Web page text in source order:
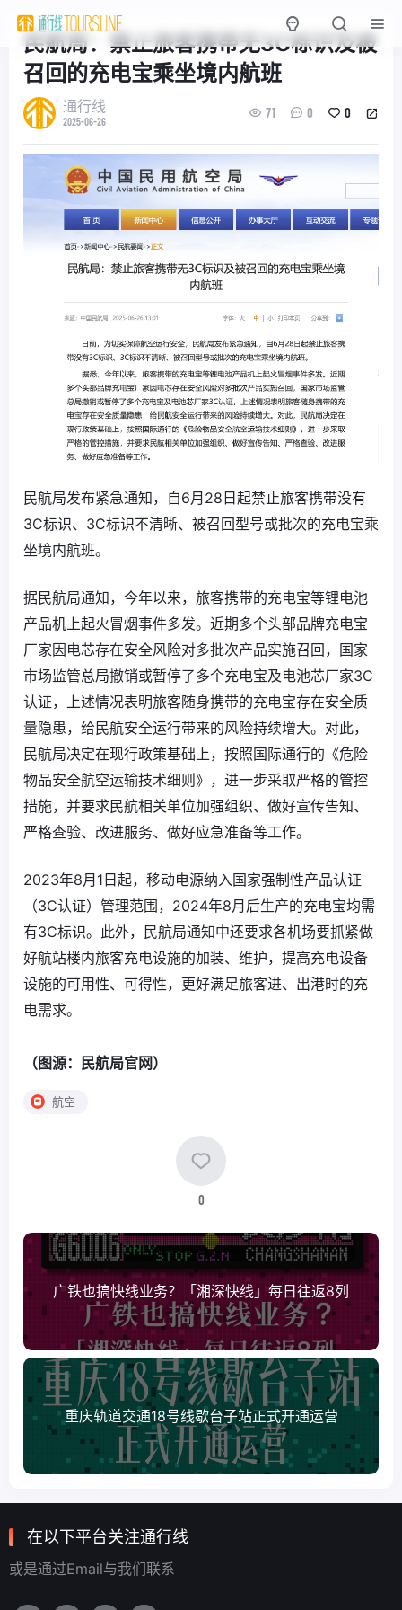
民航局：禁止旅客携带无3C标识及被
召回的充电宝乘坐境内航班
通行线
2025-06-26
71 0 0
民航局发布紧急通知，自6月28日起禁止旅客携带没有
3C标识、3C标识不清晰、被召回型号或批次的充电宝乘
坐境内航班。
据民航局通知，今年以来，旅客携带的充电宝等锂电池
产品机上起火冒烟事件多发。近期多个头部品牌充电宝
厂家因电芯存在安全风险对多批次产品实施召回，国家
市场监管总局撤销或暂停了多个充电宝及电池芯厂家3C
认证，上述情况表明旅客随身携带的充电宝存在安全质
量隐患，给民航安全运行带来的风险持续增大。对此，
民航局决定在现行政策基础上，按照国际通行的《危险
物品安全航空运输技术细则》，进一步采取严格的管控
措施，并要求民航相关单位加强组织、做好宣传告知、
严格查验、改进服务、做好应急准备等工作。
2023年8月1日起，移动电源纳入国家强制性产品认证
（3C认证）管理范围，2024年8月后生产的充电宝均需
有3C标识。此外，民航局通知中还要求各机场要抓紧做
好航站楼内旅客充电设施的加装、维护，提高充电设备
设施的可用性、可得性，更好满足旅客进、出港时的充
电需求。
（图源：民航局官网）
航空
0
广铁也搞快线业务？「湘深快线」每日往返8列
重庆轨道交通18号线歇台子站正式开通运营
在以下平台关注通行线
或是通过Email与我们联系